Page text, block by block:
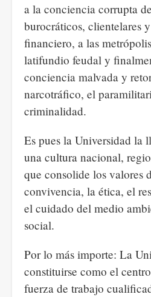
a la conciencia corrupta
burocráticos, clientelares
financiero, a las
latifundio feudal y
conciencia malvada y
narcotráfico, el
criminalidad.
Es pues la Universidad la
una cultura nacional,
que consolide los valores
convivencia, la ética, el
el cuidado del medio
social.
Por lo más importe: La
constituirse como el
fuerza de trabajo